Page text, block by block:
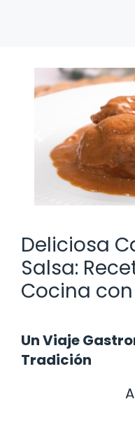
Deliciosa
Salsa:
Cocina
Un Viaje
Tradición